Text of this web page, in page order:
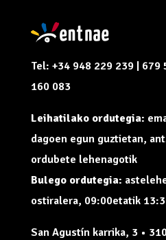
Tel: +34 948 229 239 | 679
160 083
Leihatilako ordutegia:
dagoen egun guztietan,
ordubete lehenagotik
Bulego ordutegia:
ostiralera, 09:00etatik
San Agustín karrika, 3 •